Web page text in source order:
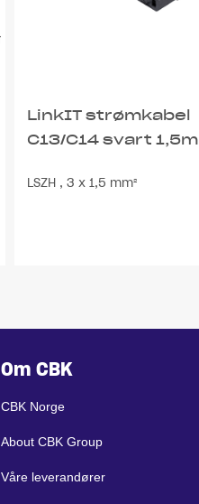
LinkIT strømkabel
C13/C14 svart 1,5m
LSZH , 3 x 1,5 mm²
Om CBK
CBK Norge
About CBK Group
Våre leverandører